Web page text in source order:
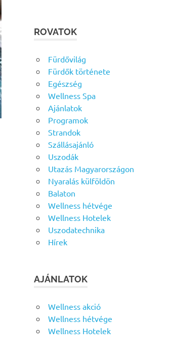
ROVATOK
Fürdővilág
Fürdők története
Egészség
Wellness Spa
Ajánlatok
Programok
Strandok
Szállásajánló
Uszodák
Utazás Magyarországon
Nyaralás külföldön
Balaton
Wellness hétvége
Wellness Hotelek
Uszodatechnika
Hírek
AJÁNLATOK
Wellness akció
Wellness hétvége
Wellness Hotelek